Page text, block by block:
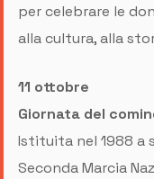
per celebrare le
alla cultura, alla
11 ottobre
Giornata del
Istituita nel 1988 a
Seconda Marcia